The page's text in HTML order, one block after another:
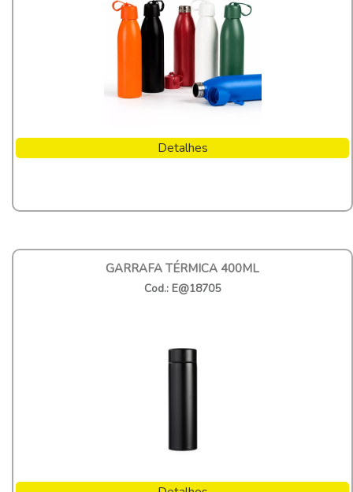
Detalhes
GARRAFA TÉRMICA 400ML
Cod.: E@18705